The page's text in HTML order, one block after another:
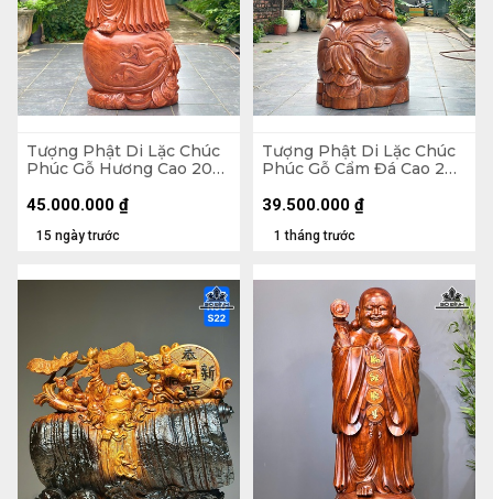
Tượng Phật Di Lặc Chúc
Phúc Gỗ Hương Cao 200
15 ngày trước
45.000.000 ₫
Tượng Phật Di Lặc Chúc
Phúc Gỗ Cẩm Đá Cao 200
1 tháng trước
39.500.000 ₫